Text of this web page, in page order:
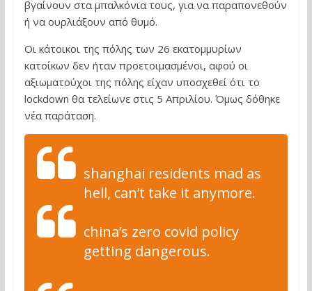
βγαίνουν στα μπαλκόνια τους, για να παραπονεθούν
ή να ουρλιάξουν από θυμό.
Οι κάτοικοι της πόλης των 26 εκατομμυρίων
κατοίκων δεν ήταν προετοιμασμένοι, αφού οι
αξιωματούχοι της πόλης είχαν υποσχεθεί ότι το
lockdown θα τελείωνε στις 5 Απριλίου. Όμως δόθηκε
νέα παράταση.
shanghai residents mad as
hell, can’t take it anymore.
china’s zero covid policy
getting dangerous.